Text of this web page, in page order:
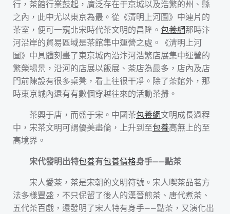
行，茶館行業鼓起，廣泛存在于京城以及浩繁的州、縣
之內，此中尤以東京為最。從《清明上河圖》中連片的
茶室，便可一窺北宋時代茶文明的昌隆。 包養網那時汴
河沿岸的貿易區域是茶館集中運營之處。《清明上河
圖》中具體刻畫了東京城內沿汴河浩繁店展集中運營的
繁榮場景，沿河的店展以飯展、茶店為最多，店內及店
門前陳設有很多桌凳，看上往很干凈。除了茶館外，那
時東京城內還有有數個穿越往來的活動茶攤。
茶興于唐，而盛于宋。中國茶包養網文明成長過程
中，宋茶文明可謂優美盡倫，上升到至包養高無上的至
高境界。
宋代發明出特包養有包養價格身手——點茶
宋人愛茶，茶是宋朝的文明符號。宋人喫茶品茗方
法多樣豐盛，不只保留了後人的漢晉煎茶、唐代煮茶、
五代茶百戲，還發明了宋人特有身手——點茶，又演化出